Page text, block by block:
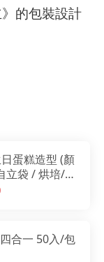
的包裝設計
蛋糕造型 (顏
立袋 / 烘培/
袋 / 雪Q餅包
生日派對四合一 50入/包